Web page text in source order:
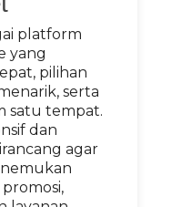
platform
yang
pilihan
serta
satu tempat.
dan
agar